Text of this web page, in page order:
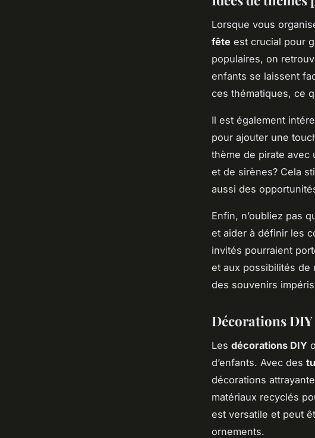
Lorsque vous
fête est crucial pour
populaires, on
enfants se laissent
ces thématiques, ce
Il est également
pour ajouter une
thème de pirate avec
et de sirènes? Cela
aussi des
Enfin, n’oubliez pas
et aider à définir les
invités pourraient
et aux possibilités de
des souvenirs
Décorations
Les décorations DIY
d’enfants. Avec des
décorations
matériaux recyclés
est versatile et peut
ornements.